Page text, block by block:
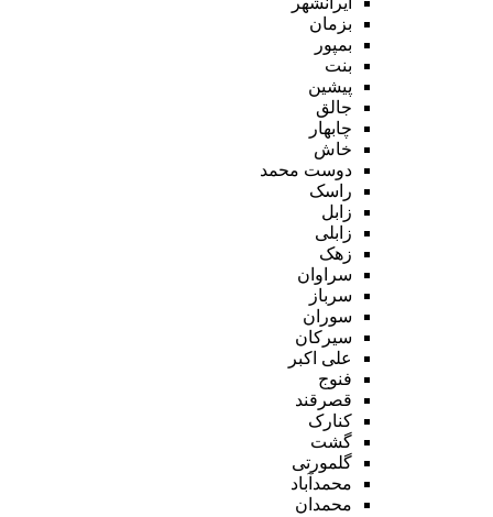
بزمان
بمپور
بنت
پیشین
جالق
چابهار
خاش
دوست محمد
راسک
زابل
زابلی
زهک
سراوان
سرباز
سوران
سیرکان
علی اکبر
فنوج
قصرقند
کنارک
گشت
گلمورتی
محمدآباد
محمدان